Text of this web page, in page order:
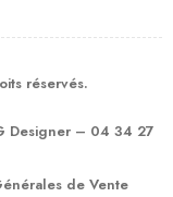
réservés.
Designer– 04 34 27
de Vente